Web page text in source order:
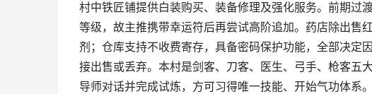
村中铁匠铺提供白装购买、装备修理及强化服务。前期过
等级，故主推携带幸运符后再尝试高阶追加。药店除出售
剂；仓库支持不收费寄存，具备密码保护功能，全部决定
接出售或丢弃。本村是剑客、刀客、医生、弓手、枪客五
导师对话并完成试炼，方可习得唯一技能、开始气功体系